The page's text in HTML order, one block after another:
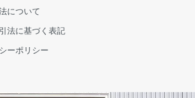
について
法に基づく表記
ーポリシー